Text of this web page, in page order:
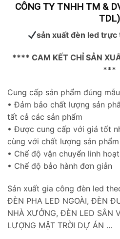
CÔNG TY TNHH TM &
TDL)
sản xuất đèn led trực
**** CAM KẾT CHỈ SẢN
***
Cung cấp sản phẩm đúng
• Đảm bảo chất lượng sản
tất cả các sản phẩm
• Được cung cấp với giá tốt
cùng với chất lượng sản phẩm
• Chế độ vận chuyển linh
• Chế độ bảo hành đơn giản
Sản xuất gia công đèn led
ĐÈN PHA LED NGOÀI, ĐÈN
NHÀ XƯỞNG, ĐÈN LED SÂN
LƯỢNG MẶT TRỜI DỰ ÁN …